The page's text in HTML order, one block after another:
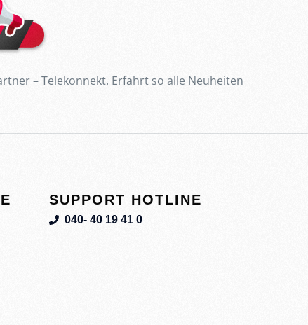
– Telekonnekt. Erfahrt so alle Neuheiten
SUPPORT HOTLINE
040- 40 19 41 0